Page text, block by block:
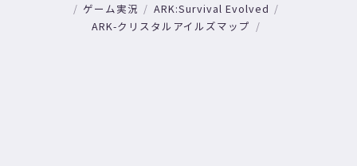
ゲーム実況
ARK:Survival Evolved
ARK-クリスタルアイルズマップ